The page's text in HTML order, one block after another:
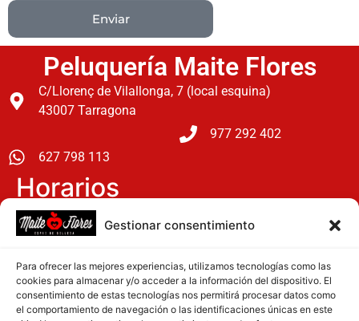
Gestionar consentimiento
Para ofrecer las mejores experiencias, utilizamos tecnologías como las
cookies para almacenar y/o acceder a la información del dispositivo. El
consentimiento de estas tecnologías nos permitirá procesar datos como
el comportamiento de navegación o las identificaciones únicas en este
Enviar
Peluquería Maite Flores
C/Llorenç de Vilallonga, 7 (local esquina)
43007 Tarragona
977 292 402
627 798 113
Horarios
Lunes: 15 h a 20 h
Martes a Viernes: 9:30 h a 19:30 h
Sabados: 9 h a 14 h